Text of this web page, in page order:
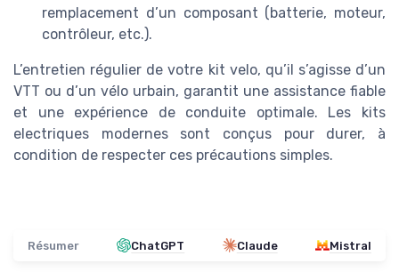
remplacement d’un composant (batterie, moteur,
contrôleur, etc.).
L’entretien régulier de votre kit velo, qu’il s’agisse d’un
VTT ou d’un vélo urbain, garantit une assistance fiable
et une expérience de conduite optimale. Les kits
electriques modernes sont conçus pour durer, à
condition de respecter ces précautions simples.
Résumer ChatGPT Claude Mistral